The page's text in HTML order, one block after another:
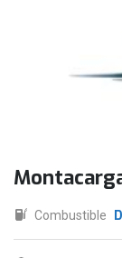
Combustible